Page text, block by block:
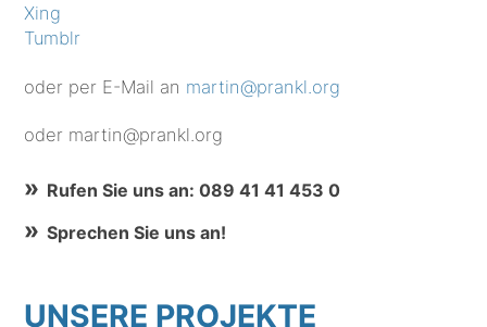
Xing
Tumblr
oder per E-Mail an martin@prankl.org
oder martin@prankl.org
Rufen Sie uns an: 089 41 41 453 0
Sprechen Sie uns an!
UNSERE PROJEKTE